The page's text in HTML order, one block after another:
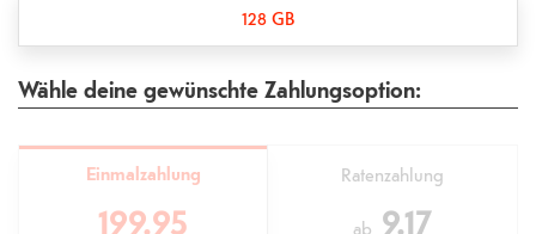
128 GB
Wähle deine gewünschte Zahlungsoption:
Einmalzahlung
199.95
Ratenzahlung
ab 9.17